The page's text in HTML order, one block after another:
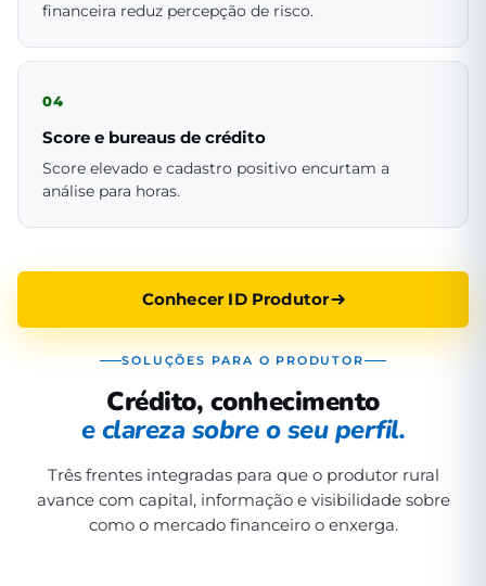
financeira reduz percepção de risco.
04
Score e bureaus de crédito
Score elevado e cadastro positivo encurtam a
análise para horas.
Conhecer ID Produtor
SOLUÇÕES PARA O PRODUTOR
Crédito, conhecimento
e clareza sobre o seu perfil.
Três frentes integradas para que o produtor rural
avance com capital, informação e visibilidade sobre
como o mercado financeiro o enxerga.